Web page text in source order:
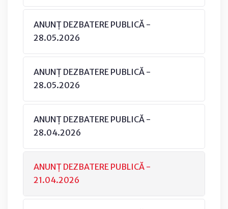
ANUNȚ DEZBATERE PUBLICĂ -
28.05.2026
ANUNȚ DEZBATERE PUBLICĂ -
28.05.2026
ANUNȚ DEZBATERE PUBLICĂ -
28.04.2026
ANUNȚ DEZBATERE PUBLICĂ -
21.04.2026